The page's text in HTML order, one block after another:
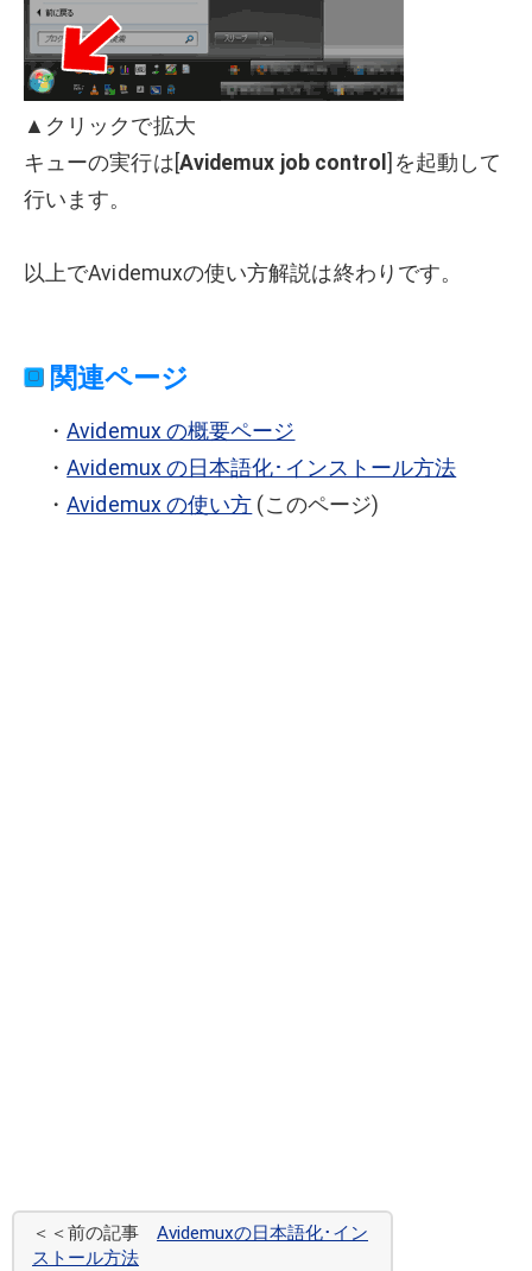
▲クリックで拡大
キューの実行は[Avidemux job control]を起動して
行います。
以上でAvidemuxの使い方解説は終わりです。
関連ページ
・Avidemux の概要ページ
・Avidemux の日本語化･インストール方法
・Avidemux の使い方 (このページ)
＜＜前の記事 Avidemuxの日本語化･イン
ストール方法